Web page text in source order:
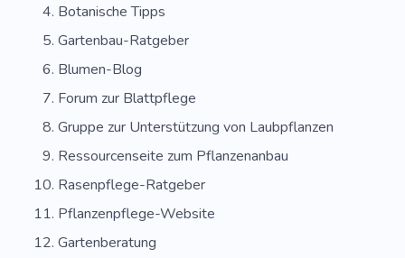
Botanische Tipps
Gartenbau-Ratgeber
Blumen-Blog
Forum zur Blattpflege
Gruppe zur Unterstützung von Laubpflanzen
Ressourcenseite zum Pflanzenanbau
Rasenpflege-Ratgeber
Pflanzenpflege-Website
Gartenberatung